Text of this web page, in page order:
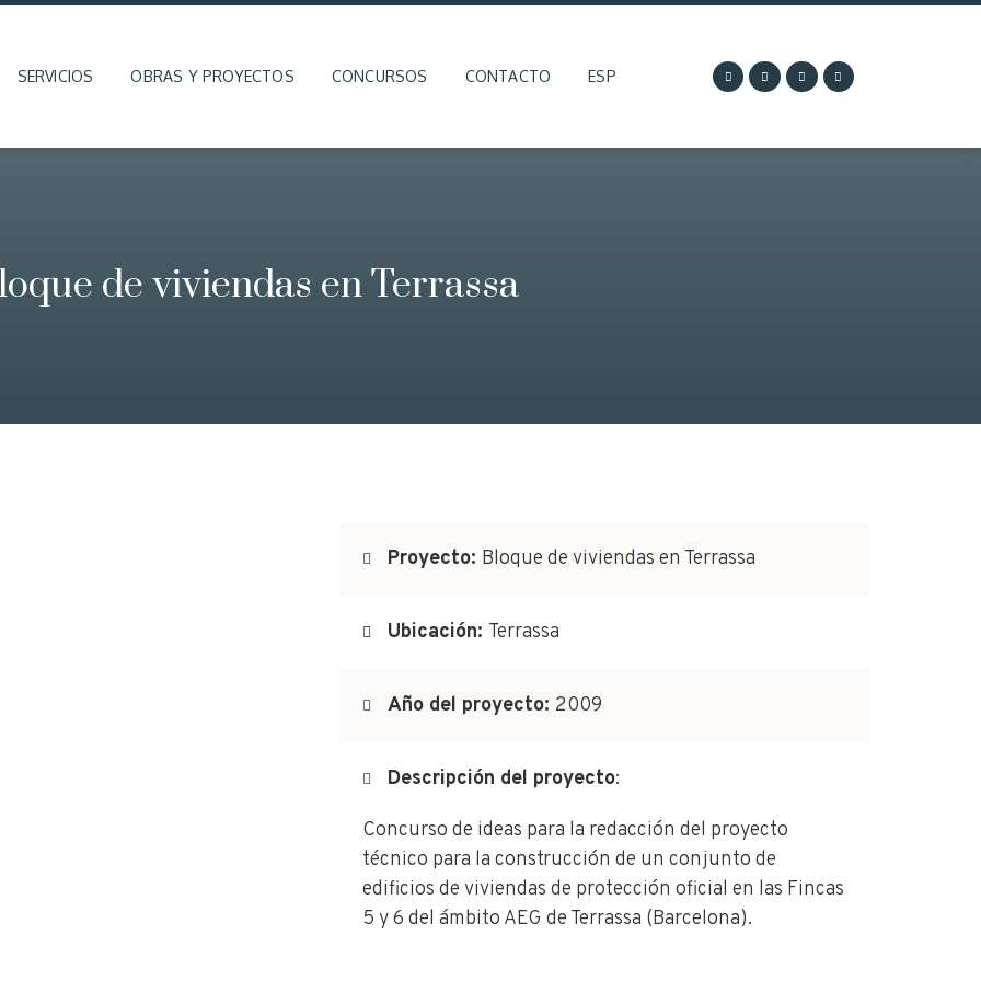
SERVICIOS OBRAS Y PROYECTOS CONCURSOS CONTACTO ESP
de viviendas en Terrassa
Proyecto: Bloque de viviendas en Terrassa
Ubicación: Terrassa
Año del proyecto: 2009
Descripción del proyecto:
Concurso de ideas para la redacción del proyecto
técnico para la construcción de un conjunto de
edificios de viviendas de protección oficial en las Fincas
5 y 6 del ámbito AEG de Terrassa (Barcelona).